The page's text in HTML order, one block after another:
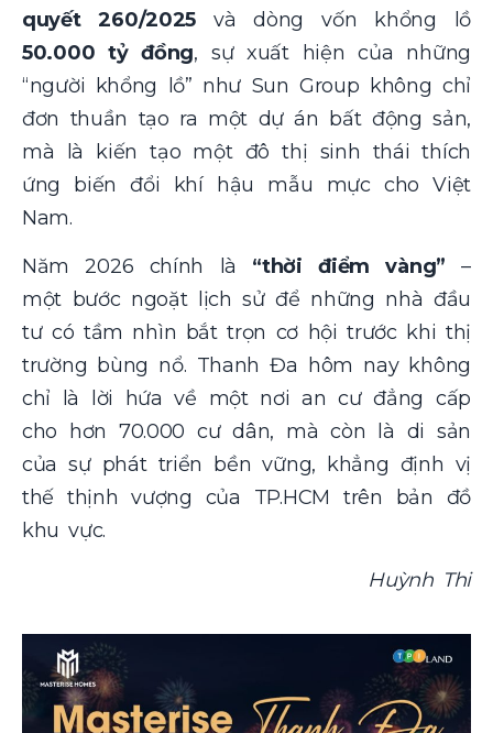
quyết 260/2025 và dòng vốn khổng lồ
50.000 tỷ đồng, sự xuất hiện của những
“người khổng lồ” như Sun Group không chỉ
đơn thuần tạo ra một dự án bất động sản,
mà là kiến tạo một đô thị sinh thái thích
ứng biến đổi khí hậu mẫu mực cho Việt
Nam.
Năm 2026 chính là “thời điểm vàng” –
một bước ngoặt lịch sử để những nhà đầu
tư có tầm nhìn bắt trọn cơ hội trước khi thị
trường bùng nổ. Thanh Đa hôm nay không
chỉ là lời hứa về một nơi an cư đẳng cấp
cho hơn 70.000 cư dân, mà còn là di sản
của sự phát triển bền vững, khẳng định vị
thế thịnh vượng của TP.HCM trên bản đồ
khu vực.
Huỳnh Thi